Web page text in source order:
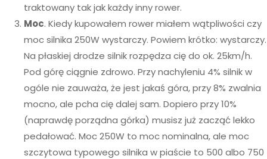
traktowany tak jak każdy inny rower.
Moc. Kiedy kupowałem rower miałem wątpliwości czy
moc silnika 250W wystarczy. Powiem krótko: wystarczy.
Na płaskiej drodze silnik rozpędza cię do ok. 25km/h.
Pod górę ciągnie zdrowo. Przy nachyleniu 4% silnik w
ogóle nie zauważa, że jest jakaś góra, przy 8% zwalnia
mocno, ale pcha cię dalej sam. Dopiero przy 10%
(naprawdę porządna górka) musisz już zacząć lekko
pedałować. Moc 250W to moc nominalna, ale moc
szczytowa typowego silnika w piaście to 500 albo 750